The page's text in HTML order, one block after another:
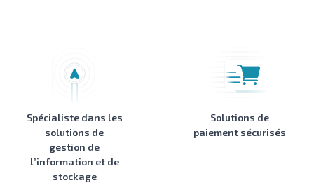
Spécialiste dans les
solutions de
gestion de
l’information et de
stockage
Solutions de
paiement sécurisés